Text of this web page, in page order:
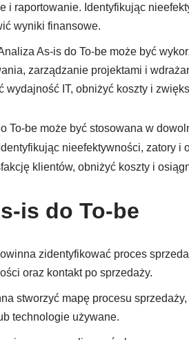
i raportowanie. Identyfikując
wyniki finansowe.
As-is do To-be może być
zarządzanie projektami i
wydajność IT, obniżyć koszty i
To-be może być stosowana w
nieefektywności, zatory i
klientów, obniżyć koszty i
is do To-be
zidentyfikować proces
oraz kontakt po sprzedaży.
stworzyć mapę procesu
technologie używane.